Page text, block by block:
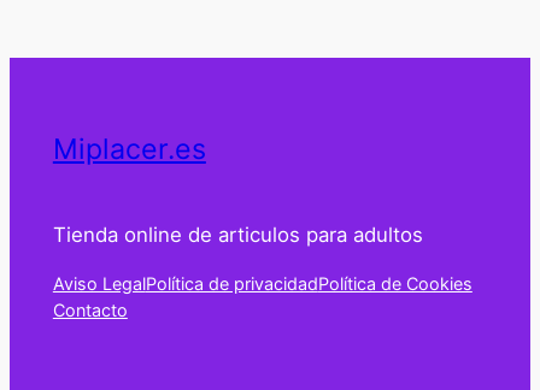
Miplacer.es
Tienda online de articulos para adultos
Aviso LegalPolítica de privacidadPolítica de Cookies
Contacto